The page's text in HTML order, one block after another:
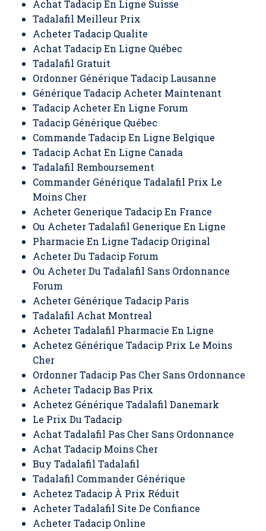
Achat Tadacip En Ligne Suisse
Tadalafil Meilleur Prix
Acheter Tadacip Qualite
Achat Tadacip En Ligne Québec
Tadalafil Gratuit
Ordonner Générique Tadacip Lausanne
Générique Tadacip Acheter Maintenant
Tadacip Acheter En Ligne Forum
Tadacip Générique Québec
Commande Tadacip En Ligne Belgique
Tadacip Achat En Ligne Canada
Tadalafil Remboursement
Commander Générique Tadalafil Prix Le
Moins Cher
Acheter Generique Tadacip En France
Ou Acheter Tadalafil Generique En Ligne
Pharmacie En Ligne Tadacip Original
Acheter Du Tadacip Forum
Ou Acheter Du Tadalafil Sans Ordonnance
Forum
Acheter Générique Tadacip Paris
Tadalafil Achat Montreal
Acheter Tadalafil Pharmacie En Ligne
Achetez Générique Tadacip Prix Le Moins
Cher
Ordonner Tadacip Pas Cher Sans Ordonnance
Acheter Tadacip Bas Prix
Achetez Générique Tadalafil Danemark
Le Prix Du Tadacip
Achat Tadalafil Pas Cher Sans Ordonnance
Achat Tadacip Moins Cher
Buy Tadalafil Tadalafil
Tadalafil Commander Générique
Achetez Tadacip À Prix Réduit
Acheter Tadalafil Site De Confiance
Acheter Tadacip Online